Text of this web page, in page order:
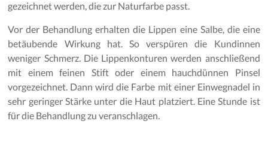
gezeichnet werden, die zur Naturfarbe passt.
Vor der Behandlung erhalten die Lippen eine Salbe, die eine
betäubende Wirkung hat. So verspüren die Kundinnen
weniger Schmerz. Die Lippenkonturen werden anschließend
mit einem feinen Stift oder einem hauchdünnen Pinsel
vorgezeichnet. Dann wird die Farbe mit einer Einwegnadel in
sehr geringer Stärke unter die Haut platziert. Eine Stunde ist
für die Behandlung zu veranschlagen.